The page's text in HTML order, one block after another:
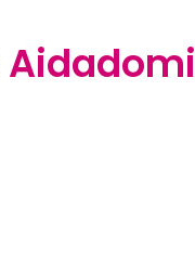
Aidadomi